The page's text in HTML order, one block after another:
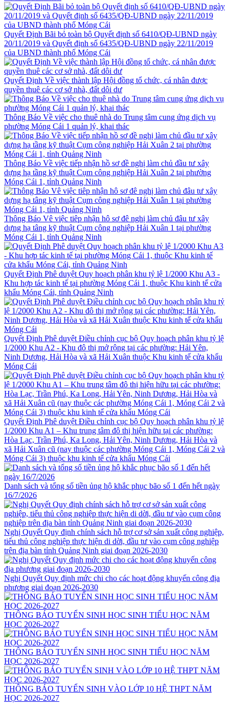
Quyết Định Bãi bỏ toàn bộ Quyết định số 6410/QĐ-UBND ngày
20/11/2019 và Quyết định số 6435/QĐ-UBND ngày 22/11/2019
của UBND thành phố Móng Cái
Quyết Định Về việc thành lập Hội đồng tổ chức, cá nhân được
quyền thuê các cơ sở nhà, đất dôi dư
Thông Báo Về việc cho thuê nhà do Trung tâm cung ứng dịch vụ
phường Móng Cái 1 quản lý, khai thác
Thông Báo Về việc tiếp nhận hồ sơ đề nghị làm chủ đầu tư xây
dựng hạ tầng kỹ thuật Cụm công nghiệp Hải Xuân 2 tại phường
Móng Cái 1, tỉnh Quảng Ninh
Thông Báo Vê việc tiêp nhận hô sơ đê nghị làm chủ đâu tư xây
dựng hạ tâng kỹ thuật Cụm công nghiệp Hải Xuân 1 tại phường
Móng Cái 1, tỉnh Quảng Ninh
Quyết Định Phê duyệt Quy hoạch phân khu tỷ lệ 1/2000 Khu A3 -
Khu hợp tác kinh tế tại phường Móng Cái 1, thuộc Khu kinh tế cửa
khẩu Móng Cái, tỉnh Quảng Ninh
Quyết Định Phê duyệt Điều chỉnh cục bộ Quy hoạch phân khu tỷ lệ
1/2000 Khu A2 - Khu đô thị mở rộng tại các phường: Hải Yên,
Ninh Dương, Hải Hòa và xã Hải Xuân thuộc Khu kinh tế cửa khẩu
Móng Cái
Quyết Định Phê duyệt Điều chỉnh cục bộ Quy hoạch phân khu tỷ lệ
1/2000 Khu A1 – Khu trung tâm đô thị hiện hữu tại các phường:
Hòa Lạc, Trần Phú, Ka Long, Hải Yên, Ninh Dương, Hải Hòa và
xã Hải Xuân cũ (nay thuộc các phường Móng Cái 1, Móng Cái 2 và
Móng Cái 3) thuộc khu kinh tế cửa khẩu Móng Cái
Danh sách và tổng số tiền ủng hộ khắc phục bão số 1 đến hết ngày
16/7/2026
Nghị Quyết Quy định chính sách hỗ trợ cơ sở sản xuất công nghiệp,
tiểu thủ công nghiệp thực hiện di dời, đầu tư vào cụm công nghiệp
trên địa bàn tỉnh Quảng Ninh giai đoạn 2026-2030
Nghị Quyết Quy định mức chi cho các hoạt động khuyến công địa
phương giai đoạn 2026-2030
THÔNG BÁO TUYỂN SINH HỌC SINH TIỂU HỌC NĂM
HỌC 2026-2027
THÔNG BÁO TUYỂN SINH HỌC SINH TIỂU HỌC NĂM
HỌC 2026-2027
THÔNG BÁO TUYỂN SINH VÀO LỚP 10 HỆ THPT NĂM
HỌC 2026-2027